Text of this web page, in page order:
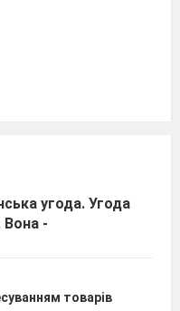
угода. Угода
Вона -
товарів